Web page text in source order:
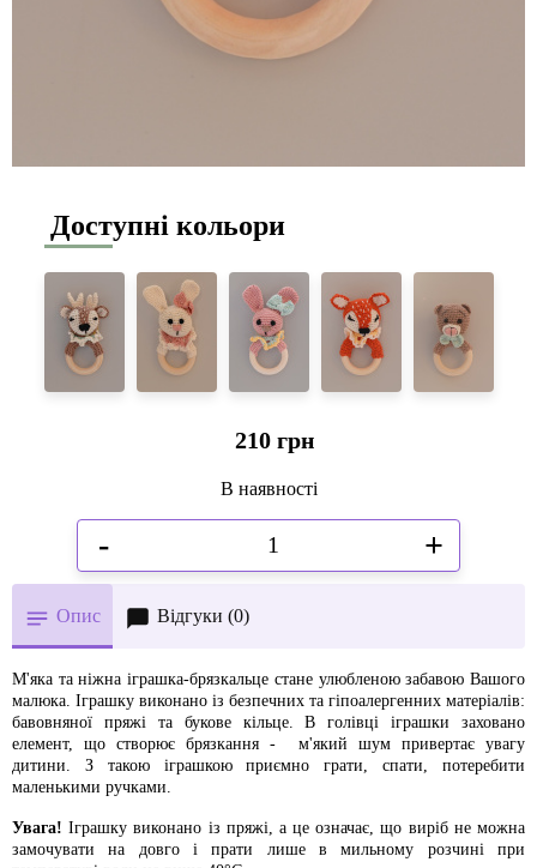
Доступні кольори
210 грн
В наявності
- +
Опис Відгуки (0)
М'яка та ніжна іграшка-брязкальце стане улюбленою забавою Вашого
малюка. Іграшку виконано із безпечних та гіпоалергенних матеріалів:
бавовняної пряжі та букове кільце. В голівці іграшки заховано
елемент, що створює брязкання - м'який шум привертає увагу
дитини. З такою іграшкою приємно грати, спати, потеребити
маленькими ручками.
Увага! Іграшку виконано із пряжі, а це означає, що виріб не можна
замочувати на довго і прати лише в мильному розчині при